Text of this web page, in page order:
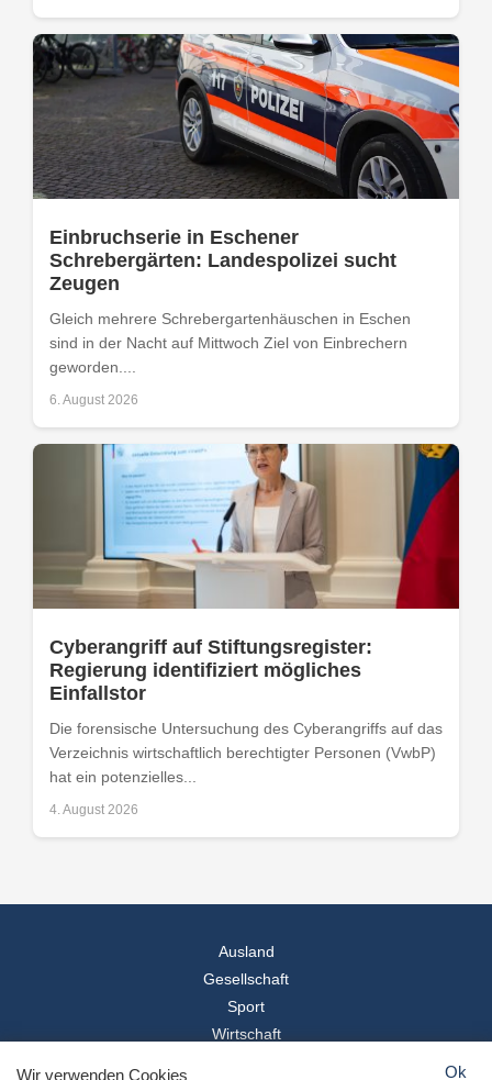
Einbruchserie in Eschener
Schrebergärten: Landespolizei sucht
Zeugen
Gleich mehrere Schrebergartenhäuschen in Eschen
sind in der Nacht auf Mittwoch Ziel von Einbrechern
geworden....
6. August 2026
Cyberangriff auf Stiftungsregister:
Regierung identifiziert mögliches
Einfallstor
Die forensische Untersuchung des Cyberangriffs auf das
Verzeichnis wirtschaftlich berechtigter Personen (VwbP)
hat ein potenzielles...
4. August 2026
Ausland
Gesellschaft
Sport
Wirtschaft
Wir verwenden Cookies Ok